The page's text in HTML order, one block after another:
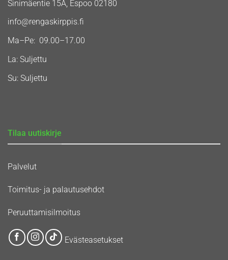
Sinimäentie 15A, Espoo 02180
info@rengaskirppis.fi
Ma–Pe: 09.00–17.00
La: Suljettu
Su: Suljettu
Tilaa uutiskirje
Palvelut
Toimitus- ja palautusehdot
Peruuttamisilmoitus
Evästeasetukset